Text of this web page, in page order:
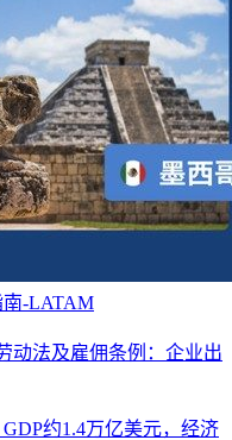
-LATAM
动法及雇佣条例：企业出
约1.4万亿美元，经济